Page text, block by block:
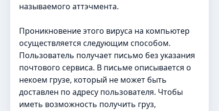
называемого аттэчмента.
Проникновение этого вируса на компьютер
осуществляется следующим способом.
Пользователь получает письмо без указания
почтового сервиса. В письме описывается о
некоем грузе, который не может быть
доставлен по адресу пользователя. Чтобы
иметь возможность получить груз,